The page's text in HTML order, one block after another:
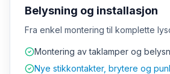
Belysning og installasjon
Fra enkel montering til komplette
Montering av taklamper og
Nye stikkontakter, brytere og